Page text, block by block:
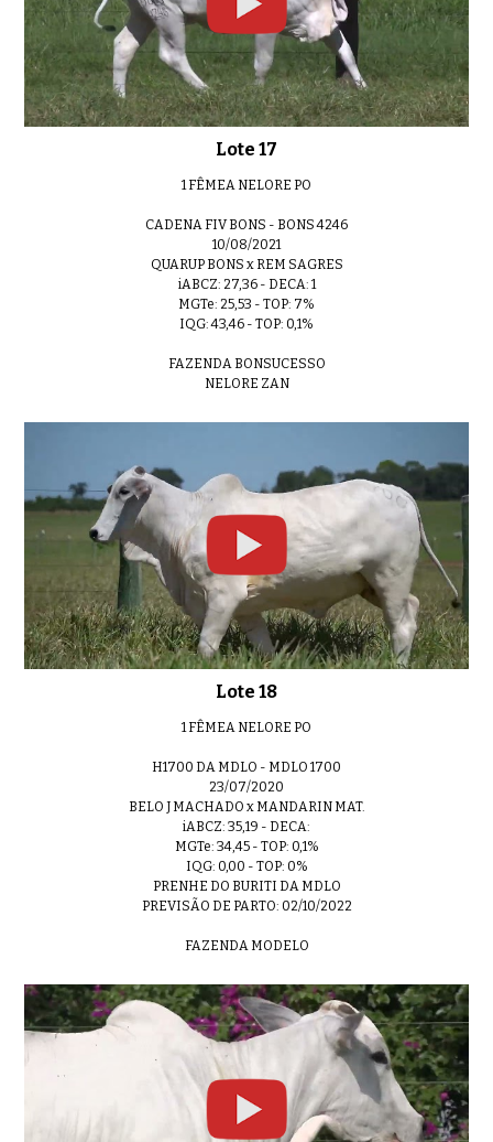
Lote 17
1 FÊMEA NELORE PO
CADENA FIV BONS - BONS 4246
10/08/2021
QUARUP BONS x REM SAGRES
iABCZ: 27,36 - DECA: 1
MGTe: 25,53 - TOP: 7%
IQG: 43,46 - TOP: 0,1%
FAZENDA BONSUCESSO
NELORE ZAN
Lote 18
1 FÊMEA NELORE PO
H1700 DA MDLO - MDLO 1700
23/07/2020
BELO J MACHADO x MANDARIN MAT.
iABCZ: 35,19 - DECA:
MGTe: 34,45 - TOP: 0,1%
IQG: 0,00 - TOP: 0%
PRENHE DO BURITI DA MDLO
PREVISÃO DE PARTO: 02/10/2022
FAZENDA MODELO